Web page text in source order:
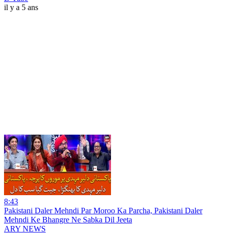
il y a 5 ans
8:43
Pakistani Daler Mehndi Par Moroo Ka Parcha, Pakistani Daler
Mehndi Ke Bhangre Ne Sabka Dil Jeeta
ARY NEWS